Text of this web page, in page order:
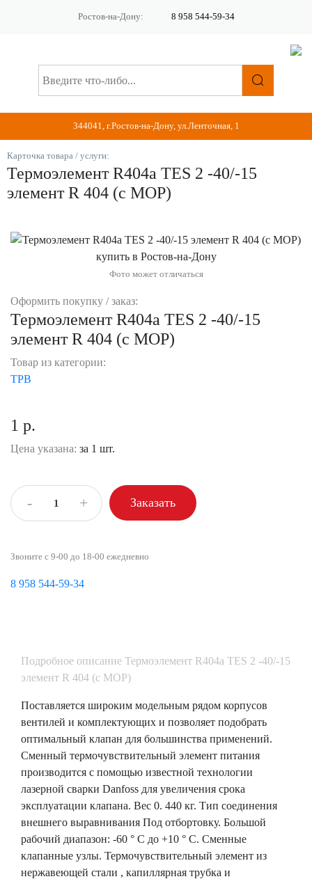
Ростов-на-Дону: 8 958 544-59-34
344041, г.Ростов-на-Дону, ул.Ленточная, 1
Карточка товара / услуги:
Термоэлемент R404a TES 2 -40/-15
элемент R 404 (с МОР)
Фото может отличаться
Оформить покупку / заказ:
Термоэлемент R404a TES 2 -40/-15
элемент R 404 (с МОР)
Товар из категории:
ТРВ
1 р.
Цена указана: за 1 шт.
- + Заказать
Звоните с 9-00 до 18-00 ежедневно
8 958 544-59-34
Подробное описание Термоэлемент R404a TES 2 -40/-15
элемент R 404 (с МОР)
Поставляется широким модельным рядом корпусов
вентилей и комплектующих и позволяет подобрать
оптимальный клапан для большинства применений.
Сменный термочувствительный элемент питания
производится с помощью известной технологии
лазерной сварки Danfoss для увеличения срока
эксплуатации клапана. Вес 0. 440 кг. Тип соединения
внешнего выравнивания Под отбортовку. Большой
рабочий диапазон: -60 ° C до +10 ° C. Сменные
клапанные узлы. Термочувствительный элемент из
нержавеющей стали , капиллярная трубка и